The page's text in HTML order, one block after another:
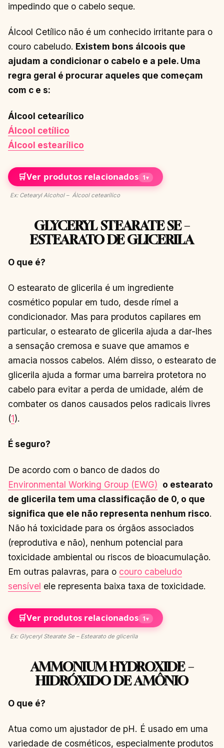
impedindo que o cabelo seque.
Álcool Cetílico não é um conhecido irritante para o
couro cabeludo. Existem bons álcoois que
ajudam a condicionar o cabelo e a pele. Uma
regra geral é procurar aqueles que começam
com c e s:
Álcool cetearílico
Álcool cetílico
Álcool estearílico
🛒Ver produtos relacionados 1▾
Ex: Cetearyl Alcohol – Álcool cetearílico
GLYCERYL STEARATE SE –
ESTEARATO DE GLICERILA
O que é?
O estearato de glicerila é um ingrediente
cosmético popular em tudo, desde rímel a
condicionador. Mas para produtos capilares em
particular, o estearato de glicerila ajuda a dar-lhes
a sensação cremosa e suave que amamos e
amacia nossos cabelos. Além disso, o estearato de
glicerila ajuda a formar uma barreira protetora no
cabelo para evitar a perda de umidade, além de
combater os danos causados ​​pelos radicais livres
(1).
É seguro?
De acordo com o banco de dados do
Environmental Working Group (EWG) o estearato
de glicerila tem uma classificação de 0, o que
significa que ele não representa nenhum risco.
Não há toxicidade para os órgãos associados
(reprodutiva e não), nenhum potencial para
toxicidade ambiental ou riscos de bioacumulação.
Em outras palavras, para o couro cabeludo
sensível ele representa baixa taxa de toxicidade.
🛒Ver produtos relacionados 1▾
Ex: Glyceryl Stearate Se – Estearato de glicerila
AMMONIUM HYDROXIDE –
HIDRÓXIDO DE AMÔNIO
O que é?
Atua como um ajustador de pH. É usado em uma
variedade de cosméticos, especialmente produtos